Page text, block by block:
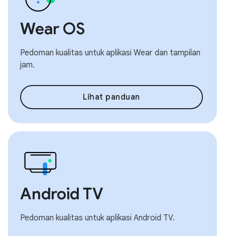
Wear OS
Pedoman kualitas untuk aplikasi Wear dan tampilan
jam.
Lihat panduan
Android TV
Pedoman kualitas untuk aplikasi Android TV.